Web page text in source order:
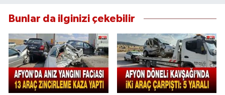
Bunlar da ilginizi çekebilir